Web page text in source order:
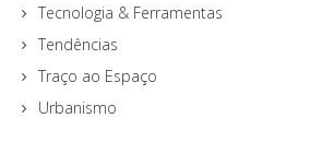
Tecnologia & Ferramentas
Tendências
Traço ao Espaço
Urbanismo